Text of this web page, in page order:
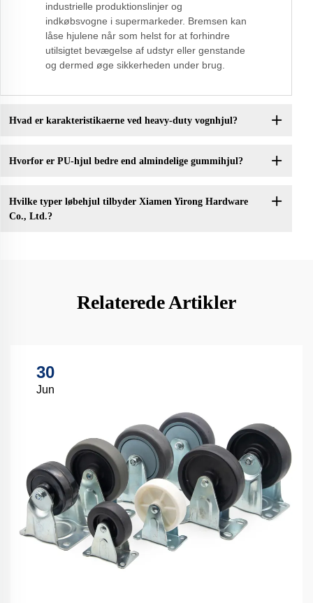
industrielle produktionslinjer og
indkøbsvogne i supermarkeder. Bremsen kan
låse hjulene når som helst for at forhindre
utilsigtet bevægelse af udstyr eller genstande
og dermed øge sikkerheden under brug.
Hvad er karakteristikaerne ved heavy-duty vognhjul?
Hvorfor er PU-hjul bedre end almindelige gummihjul?
Hvilke typer løbehjul tilbyder Xiamen Yirong Hardware
Co., Ltd.?
Relaterede Artikler
30
Jun